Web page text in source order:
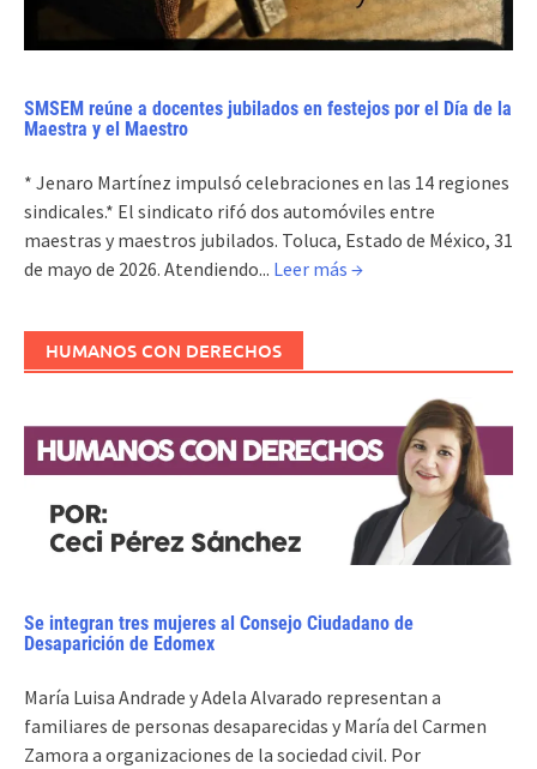
SMSEM reúne a docentes jubilados en festejos por el Día de la
Maestra y el Maestro
* Jenaro Martínez impulsó celebraciones en las 14 regiones
sindicales.* El sindicato rifó dos automóviles entre
maestras y maestros jubilados. Toluca, Estado de México, 31
de mayo de 2026. Atendiendo... Leer más →
HUMANOS CON DERECHOS
Se integran tres mujeres al Consejo Ciudadano de
Desaparición de Edomex
María Luisa Andrade y Adela Alvarado representan a
familiares de personas desaparecidas y María del Carmen
Zamora a organizaciones de la sociedad civil. Por